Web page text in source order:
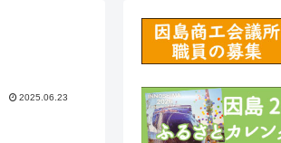
2025.06.23